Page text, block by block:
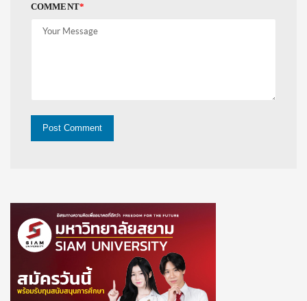
COMMENT*